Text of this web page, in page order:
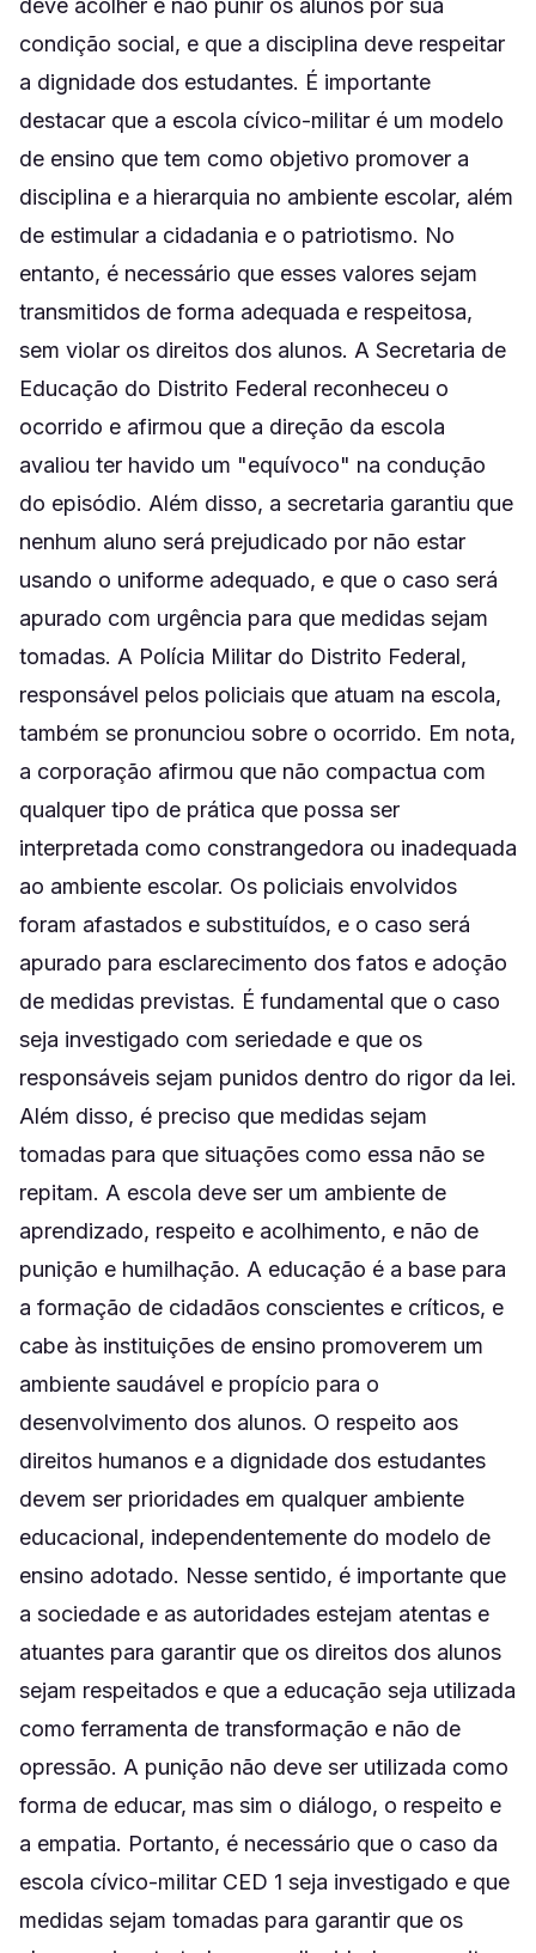
deve acolher e não punir os alunos por sua
condição social, e que a disciplina deve respeitar
a dignidade dos estudantes. É importante
destacar que a escola cívico-militar é um modelo
de ensino que tem como objetivo promover a
disciplina e a hierarquia no ambiente escolar, além
de estimular a cidadania e o patriotismo. No
entanto, é necessário que esses valores sejam
transmitidos de forma adequada e respeitosa,
sem violar os direitos dos alunos. A Secretaria de
Educação do Distrito Federal reconheceu o
ocorrido e afirmou que a direção da escola
avaliou ter havido um "equívoco" na condução
do episódio. Além disso, a secretaria garantiu que
nenhum aluno será prejudicado por não estar
usando o uniforme adequado, e que o caso será
apurado com urgência para que medidas sejam
tomadas. A Polícia Militar do Distrito Federal,
responsável pelos policiais que atuam na escola,
também se pronunciou sobre o ocorrido. Em nota,
a corporação afirmou que não compactua com
qualquer tipo de prática que possa ser
interpretada como constrangedora ou inadequada
ao ambiente escolar. Os policiais envolvidos
foram afastados e substituídos, e o caso será
apurado para esclarecimento dos fatos e adoção
de medidas previstas. É fundamental que o caso
seja investigado com seriedade e que os
responsáveis sejam punidos dentro do rigor da lei.
Além disso, é preciso que medidas sejam
tomadas para que situações como essa não se
repitam. A escola deve ser um ambiente de
aprendizado, respeito e acolhimento, e não de
punição e humilhação. A educação é a base para
a formação de cidadãos conscientes e críticos, e
cabe às instituições de ensino promoverem um
ambiente saudável e propício para o
desenvolvimento dos alunos. O respeito aos
direitos humanos e a dignidade dos estudantes
devem ser prioridades em qualquer ambiente
educacional, independentemente do modelo de
ensino adotado. Nesse sentido, é importante que
a sociedade e as autoridades estejam atentas e
atuantes para garantir que os direitos dos alunos
sejam respeitados e que a educação seja utilizada
como ferramenta de transformação e não de
opressão. A punição não deve ser utilizada como
forma de educar, mas sim o diálogo, o respeito e
a empatia. Portanto, é necessário que o caso da
escola cívico-militar CED 1 seja investigado e que
medidas sejam tomadas para garantir que os